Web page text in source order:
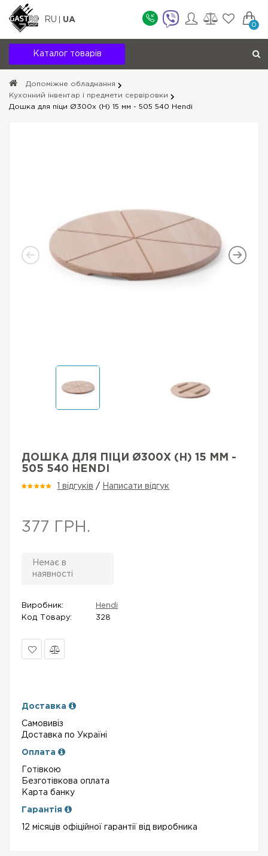
RU UA
0
Каталог товарів
Допоміжне обладнання
Кухонний інвентар і предмети сервіровки
Дошка для піци Ø300x (H) 15 мм - 505 540 Hendi
ДОШКА ДЛЯ ПІЦИ Ø300X (H) 15 ММ -
505 540 HENDI
1 відгуків / Написати відгук
377 ГРН.
Немає в
наявності
Виробник:
Hendi
Код Товару:
328
Доставка
Самовивіз
Доставка по Україні
Оплата
Готівкою
Безготівкова оплата
Карта банку
Гарантія
12 місяців офіційної гарантії від виробника